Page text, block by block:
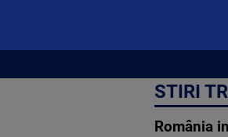
STIRI
România